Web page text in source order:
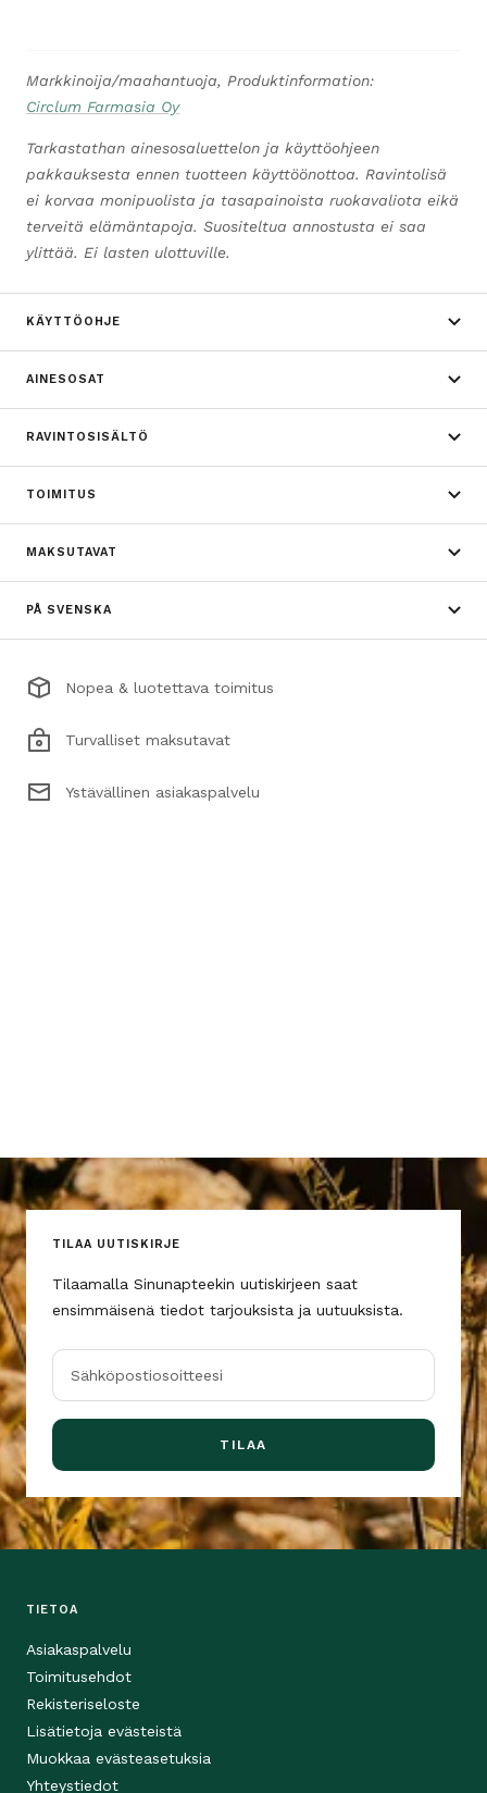
Markkinoija/maahantuoja, Produktinformation:
Circlum Farmasia Oy
Tarkastathan ainesosaluettelon ja käyttöohjeen
pakkauksesta ennen tuotteen käyttöönottoa. Ravintolisä
ei korvaa monipuolista ja tasapainoista ruokavaliota eikä
terveitä elämäntapoja. Suositeltua annostusta ei saa
ylittää. Ei lasten ulottuville.
KÄYTTÖOHJE
AINESOSAT
RAVINTOSISÄLTÖ
TOIMITUS
MAKSUTAVAT
PÅ SVENSKA
Nopea & luotettava toimitus
Turvalliset maksutavat
Ystävällinen asiakaspalvelu
TILAA UUTISKIRJE
Tilaamalla Sinunapteekin uutiskirjeen saat
ensimmäisenä tiedot tarjouksista ja uutuuksista.
Sähköpostiosoitteesi
TILAA
TIETOA
Asiakaspalvelu
Toimitusehdot
Rekisteriseloste
Lisätietoja evästeistä
Muokkaa evästeasetuksia
Yhteystiedot